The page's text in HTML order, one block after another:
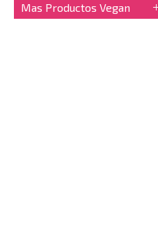
Mas Productos Vegan